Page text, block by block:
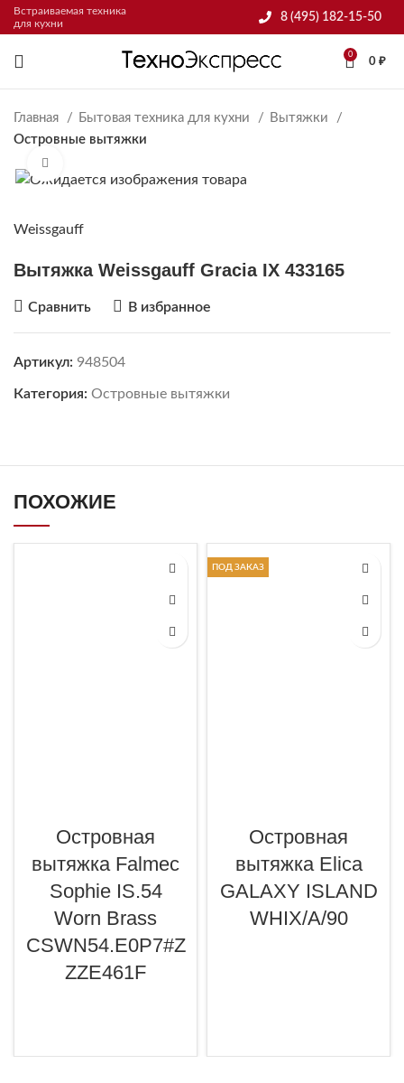
Встраиваемая техника
для кухни
8 (495) 182-15-50
0
0 ₽
Главная Бытовая техника для кухни
Вытяжки
Островные вытяжки
Weissgauff
Вытяжка Weissgauff Gracia IX 433165
Сравнить В избранное
Артикул: 948504
Категория: Островные вытяжки
ПОХОЖИЕ
Островная
вытяжка Falmec
Sophie IS.54
Worn Brass
CSWN54.E0P7#Z
ZZE461F
ПОД ЗАКАЗ
Островная
вытяжка Elica
GALAXY ISLAND
WHIX/A/90